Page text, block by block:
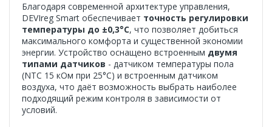
Благодаря современной архитектуре управления,
DEVIreg Smart обеспечивает точность регулировки
температуры до ±0,3°C, что позволяет добиться
максимального комфорта и существенной экономии
энергии. Устройство оснащено встроенным двумя
типами датчиков - датчиком температуры пола
(NTC 15 кОм при 25°C) и встроенным датчиком
воздуха, что даёт возможность выбрать наиболее
подходящий режим контроля в зависимости от
условий.